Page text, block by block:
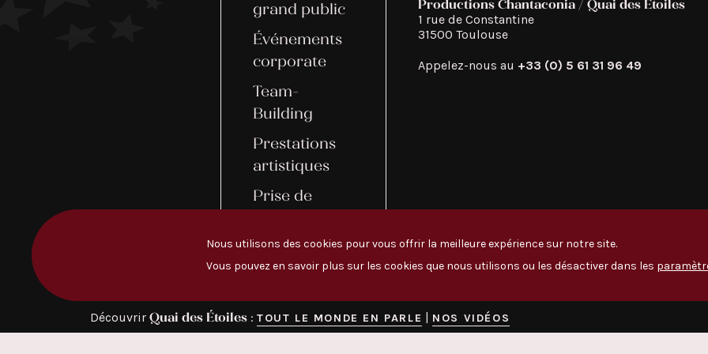
grand public
Événements
corporate
Team-
Building
Prestations
artistiques
Prise de
Productions Chantaconia / Quai des Étoiles
1 rue de Constantine
31500 Toulouse
Appelez-nous au +33 (0) 5 61 31 96 49
Découvrir Quai des Étoiles : TOUT LE MONDE EN PARLE | NOS VIDÉOS
Nous utilisons des cookies pour vous offrir la meilleure expérience sur notre site.
Vous pouvez en savoir plus sur les cookies que nous utilisons ou les désactiver dans les